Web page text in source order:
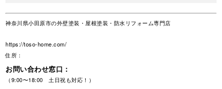
神奈川県小田原市の外壁塗装・屋根塗装・防水リフォーム専門店
https://toso-home.com/
住所：
お問い合わせ窓口：
（9:00〜18:00 土日祝も対応！）